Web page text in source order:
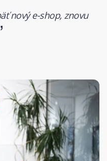
nový e-shop, znovu